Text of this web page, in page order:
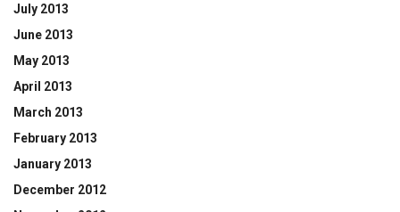
July 2013
June 2013
May 2013
April 2013
March 2013
February 2013
January 2013
December 2012